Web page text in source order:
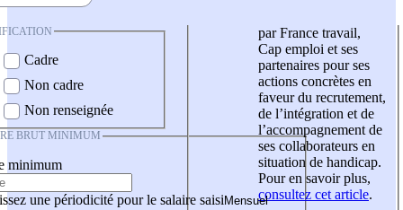
Cadre
Non cadre
Non renseignée
BRUT MINIMUM
minimum
une périodicité pour le salaire saisi
par France travail,
Cap emploi et ses
partenaires pour ses
actions concrètes en
faveur du recrutement,
de l’intégration et de
l’accompagnement de
ses collaborateurs en
situation de handicap.
Pour en savoir plus,
consultez cet article.